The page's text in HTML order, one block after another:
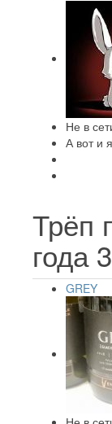
Не в
А вот и
Трёп
года
GREY